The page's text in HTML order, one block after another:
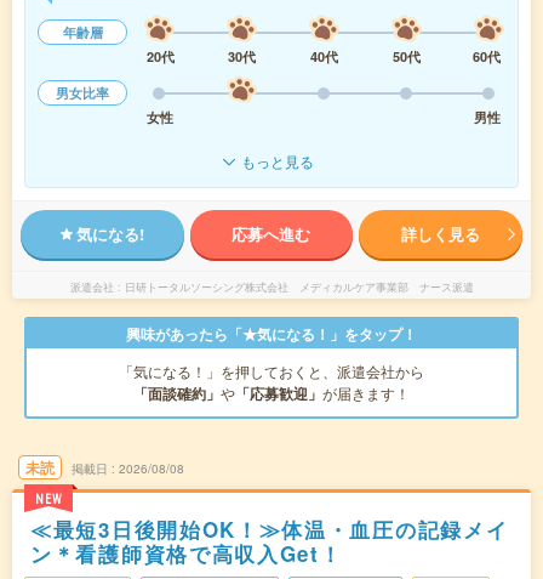
年齢層
20代
30代 40代 50代
60代
男女比率
女性
男性
もっと見る
気になる! 応募へ進む 詳しく見る
派遣会社 日研トータルソーシング株式会社 メディカルケア事業部 ナース派遣
興味があったら「★気になる！」をタップ！
「気になる！」を押しておくと、派遣会社から
「面談確約」 や 「応募歓迎」 が届きます！
未読
NEW
掲載日 2026/08/08
≪最短3日後開始OK！≫体温・血圧の記録メイ
ン＊看護師資格で高収入Get！